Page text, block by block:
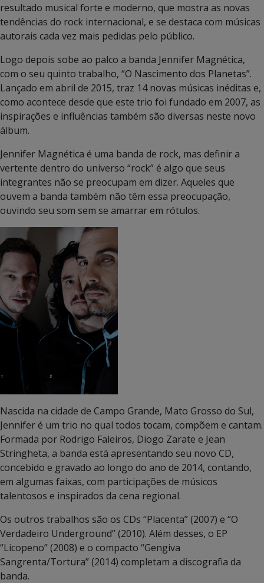
resultado musical forte e moderno, que mostra as novas
tendências do rock internacional, e se destaca com músicas
autorais cada vez mais pedidas pelo público.
Logo depois sobe ao palco a banda Jennifer Magnética,
com o seu quinto trabalho, “O Nascimento dos Planetas”.
Lançado em abril de 2015, traz 14 novas músicas inéditas e,
como acontece desde que este trio foi fundado em 2007, as
inspirações e influências também são diversas neste novo
álbum.
Jennifer Magnética é uma banda de rock, mas definir a
vertente dentro do universo “rock” é algo que seus
integrantes não se preocupam em dizer. Aqueles que
ouvem a banda também não têm essa preocupação,
ouvindo seu som sem se amarrar em rótulos.
Nascida na cidade de Campo Grande, Mato Grosso do Sul,
Jennifer é um trio no qual todos tocam, compõem e cantam.
Formada por Rodrigo Faleiros, Diogo Zarate e Jean
Stringheta, a banda está apresentando seu novo CD,
concebido e gravado ao longo do ano de 2014, contando,
em algumas faixas, com participações de músicos
talentosos e inspirados da cena regional.
Os outros trabalhos são os CDs “Placenta” (2007) e “O
Verdadeiro Underground” (2010). Além desses, o EP
“Licopeno” (2008) e o compacto “Gengiva
Sangrenta/Tortura” (2014) completam a discografia da
banda.